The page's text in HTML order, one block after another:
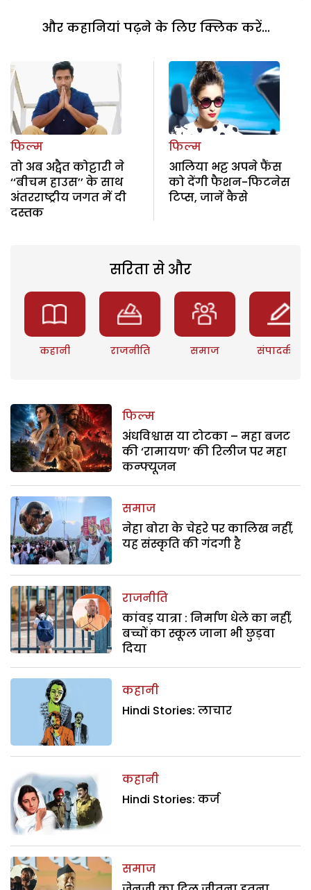
और कहानियां पढ़ने के लिए क्लिक करें...
फिल्म
तो अब अद्वैत कोट्टारी ने
‘‘बीचम हाउस’’ के साथ
अंतरराष्ट्रीय जगत में दी
दस्तक
फिल्म
आलिया भट्ट अपने फैंस
को देंगी फैशन-फिटनेस
टिप्स, जानें कैसे
सरिता से और
कहानी राजनीति समाज संपादकीय
फिल्म
अंधविश्वास या टोटका – महा बजट
की ‘रामायण’ की रिलीज पर महा
कन्फ्यूजन
समाज
नेहा बोरा के चेहरे पर कालिख नहीं,
यह संस्कृति की गंदगी है
राजनीति
कांवड़ यात्रा : निर्माण धेले का नहीं,
बच्चों का स्कूल जाना भी छुड़वा
दिया
कहानी
Hindi Stories: लाचार
कहानी
Hindi Stories: कर्ज
समाज